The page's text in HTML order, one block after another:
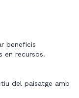
beneficis
en recursos.
del paisatge amb